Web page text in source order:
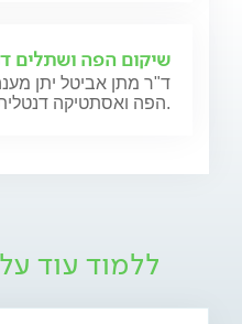
שיקום הפה ושתלים
ד"ר מתן אביטל יתן
הפה ואסתטיקה דנטלית.
ללמוד עוד